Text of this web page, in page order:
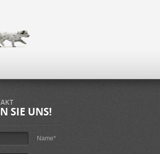
SIE UNS!
Name*